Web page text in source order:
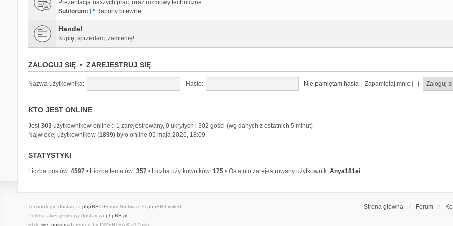
Prezentacja naszych prac, oraz rozmowy techniczne
Subforum:
Raporty bitewne
Handel
Kupię, sprzedam, zamienię!
ZALOGUJ SIĘ• ZAREJESTRUJ SIĘ
Nazwa użytkownika: Hasło: Nie pamiętam hasła Zapamiętaj mnie
KTO JEST ONLINE
Jest303użytkowników online :: 1 zarejestrowany, 0 ukrytych i 302 gości (wg danych z ostatnich 5 minut)
Najwięcej użytkowników (1899) było online 05 maja 2026, 18:09
STATYSTYKI
Liczba postów: 4597• Liczba tematów: 357• Liczba użytkowników: 175• Ostatnio zarejestrowany użytkownik: Anya181ei
Strona główna Forum
Technologię dostarcza phpBB® Forum Software © phpBB Limited
Polski pakiet językowy dostarcza phpBB.pl
Style we_universalcreated by INVENTEA & v12mike